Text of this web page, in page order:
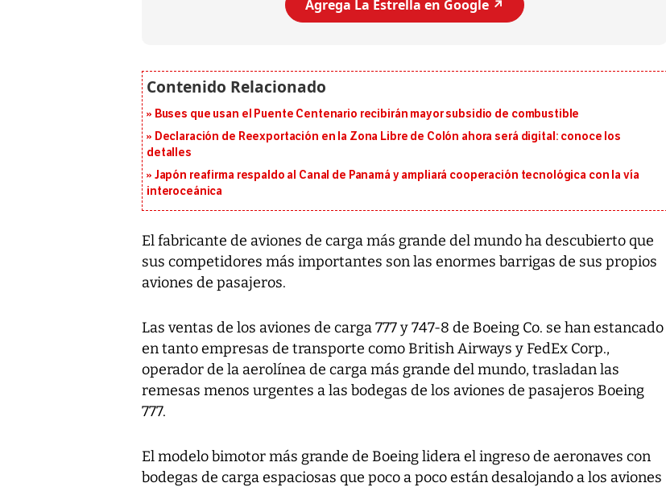
Agrega La Estrella en Google ↗️
Buses que usan el Puente Centenario recibirán mayor subsidio de combustible
Declaración de Reexportación en la Zona Libre de Colón ahora será digital: conoce los
detalles
Japón reafirma respaldo al Canal de Panamá y ampliará cooperación tecnológica con la vía
interoceánica
El fabricante de aviones de carga más grande del mundo ha descubierto que
sus competidores más importantes son las enormes barrigas de sus propios
aviones de pasajeros.
Las ventas de los aviones de carga 777 y 747-8 de Boeing Co. se han estancado
en tanto empresas de transporte como British Airways y FedEx Corp.,
operador de la aerolínea de carga más grande del mundo, trasladan las
remesas menos urgentes a las bodegas de los aviones de pasajeros Boeing
777.
El modelo bimotor más grande de Boeing lidera el ingreso de aeronaves con
bodegas de carga espaciosas que poco a poco están desalojando a los aviones
7,1 se registró este martes 28 de
emergencia de gran...